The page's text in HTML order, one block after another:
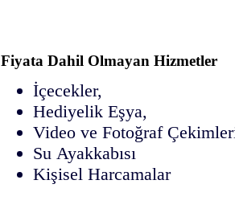
Fiyata Dahil Olmayan Hizmetler
İçecekler,
Hediyelik Eşya,
Video ve Fotoğraf
Su Ayakkabısı
Kişisel Harcamalar